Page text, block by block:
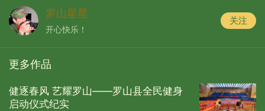
江红担任主持，声声温婉叙盛景，句
句深情贺开张，热闹氛围瞬间拉满。
罗山星星
开心快乐！
关注
更多作品
健逐春风 艺耀罗山——罗山县全民健身
启动仪式纪实